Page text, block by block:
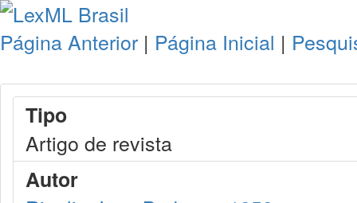
Página Anterior | Página Inicial |
Tipo
Artigo de revista
Autor